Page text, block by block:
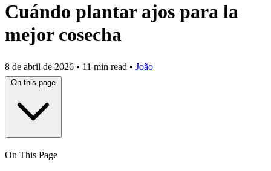
Cuándo plantar ajos para la
mejor cosecha
8 de abril de 2026 • 11 min read • João
On this page
On This Page